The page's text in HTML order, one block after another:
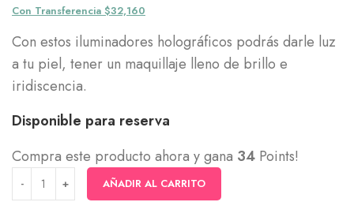
Con Transferencia $32,160
Con estos iluminadores holográficos podrás darle luz
a tu piel, tener un maquillaje lleno de brillo e
iridiscencia.
Disponible para reserva
Compra este producto ahora y gana 34 Points!
AÑADIR AL CARRITO